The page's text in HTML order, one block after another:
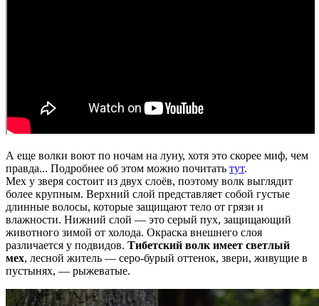
А еще волки воют по ночам на луну, хотя это скорее миф, чем
правда... Подробнее об этом можно почитать тут.
Мех у зверя состоит из двух слоёв, поэтому волк выглядит
более крупным. Верхний слой представляет собой густые
длинные волосы, которые защищают тело от грязи и
влажности. Нижний слой — это серый пух, защищающий
животного зимой от холода. Окраска внешнего слоя
различается у подвидов. Тибетский волк имеет светлый
мех, лесной житель — серо-бурый оттенок, звери, живущие в
пустынях, — рыжеватые.